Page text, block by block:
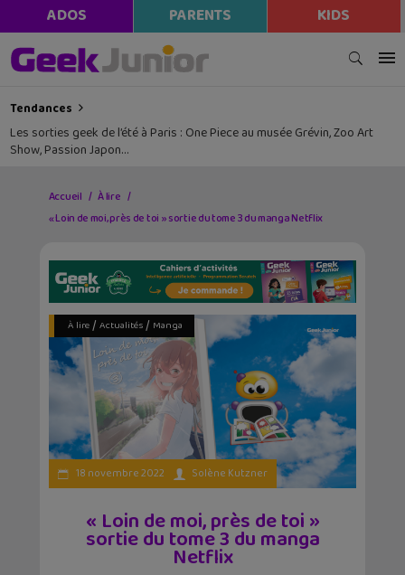
ADOS PARENTS KIDS
Tendances
Les sorties geek de l’été à Paris : One Piece au musée Grévin, Zoo Art
Show, Passion Japon…
Accueil
À lire
« Loin de moi, près de toi » sortie du tome 3 du manga Netflix
À lire/ Actualités/ Manga
18 novembre 2022 Solène Kutzner
« Loin de moi, près de toi »
sortie du tome 3 du manga
Netflix